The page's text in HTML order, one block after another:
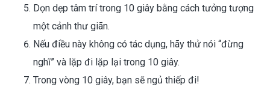
Dọn dẹp tâm trí trong 10 giây bằng cách tưởng tượng
một cảnh thư giãn.
Nếu điều này không có tác dụng, hãy thử nói “đừng
nghĩ” và lặp đi lặp lại trong 10 giây.
Trong vòng 10 giây, bạn sẽ ngủ thiếp đi!